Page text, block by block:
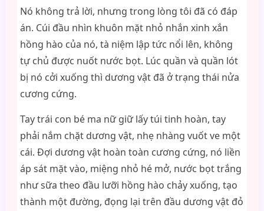
Nó không trả lời, nhưng trong lòng tôi đã có đáp
án. Cúi đầu nhìn khuôn mặt nhỏ nhắn xinh xắn
hồng hào của nó, tà niệm lập tức nổi lên, không
tự chủ được nuốt nước bọt. Lúc quần và quần lót
bị nó cởi xuống thì dương vật đã ở trạng thái nửa
cương cứng.
Tay trái con bé ma nữ giữ lấy túi tinh hoàn, tay
phải nắm chặt dương vật, nhẹ nhàng vuốt ve một
cái. Đợi dương vật hoàn toàn cương cứng, nó liền
áp sát mặt vào, miệng nhỏ hé mở, nước bọt trắng
như sữa theo đầu lưỡi hồng hào chảy xuống, tạo
thành một đường, đọng lại trên đầu dương vật đỏ